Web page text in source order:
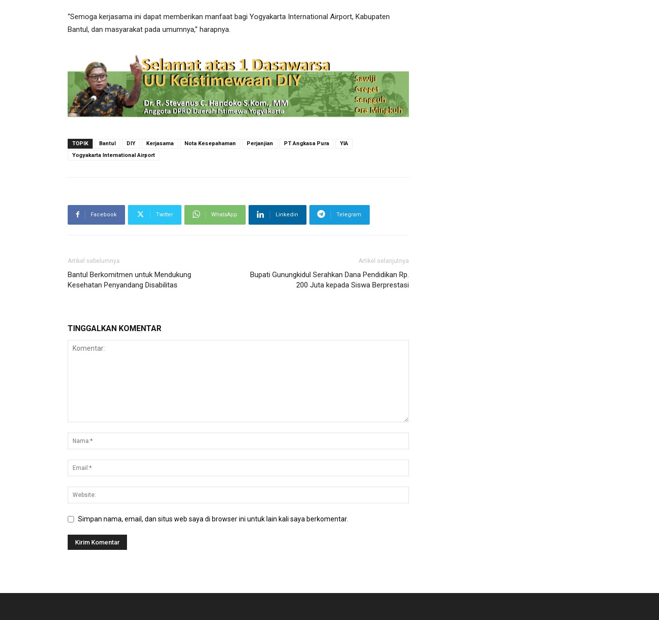
“Semoga kerjasama ini dapat memberikan manfaat bagi Yogyakarta International Airport, Kabupaten
Bantul, dan masyarakat pada umumnya,” harapnya.
TOPIK Bantul DIY Kerjasama Nota Kesepahaman Perjanjian PT Angkasa Pura
YIA
Yogyakarta International Airport
Facebook Twitter WhatsApp Linkedin Telegram
Artikel sebelumnya
Bantul Berkomitmen untuk Mendukung
Kesehatan Penyandang Disabilitas
Artikel selanjutnya
Bupati Gunungkidul Serahkan Dana Pendidikan Rp.
200 Juta kepada Siswa Berprestasi
TINGGALKAN KOMENTAR
Simpan nama, email, dan situs web saya di browser ini untuk lain kali saya berkomentar.